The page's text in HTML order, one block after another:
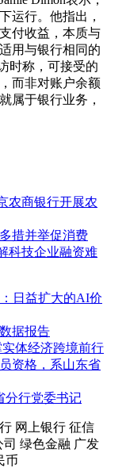
运行。他指出，
付收益，本质与
用与银行相同的
时称，可接受的
而非对账户余额
属于银行业务，
农商银行开展农
措并举促消费
科技企业融资难
日益扩大的AI价
据报告
体经济跨境前行
资格，系山东省
分行党委书记
网上银行 征信
绿色金融 广发
币